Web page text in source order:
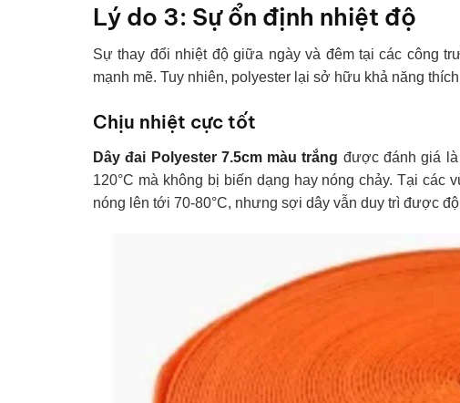
Lý do 3: Sự ổn định nhiệt độ
Sự thay đổi nhiệt độ giữa ngày và đêm tại các công
mạnh mẽ. Tuy nhiên, polyester lại sở hữu khả năng
Chịu nhiệt cực tốt
Dây đai Polyester 7.5cm màu trắng được đánh giá là
120°C mà không bị biến dạng hay nóng chảy. Tại các
nóng lên tới 70-80°C, nhưng sợi dây vẫn duy trì được